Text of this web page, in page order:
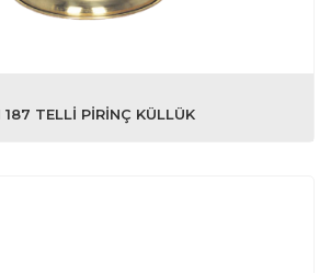
187 TELLİ PİRİNÇ KÜLLÜK